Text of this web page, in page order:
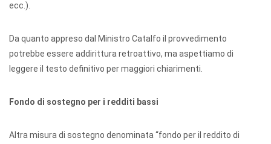
ecc.).
Da quanto appreso dal Ministro Catalfo il provvedimento
potrebbe essere addirittura retroattivo, ma aspettiamo di
leggere il testo definitivo per maggiori chiarimenti.
Fondo di sostegno per i redditi bassi
Altra misura di sostegno denominata “fondo per il reddito di